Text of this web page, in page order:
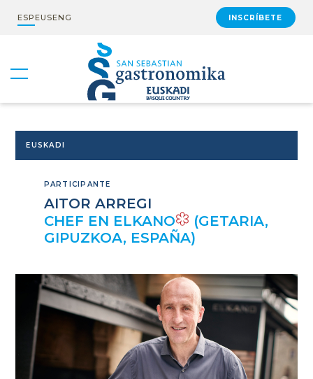
ESPEUSENG INSCRÍBETE
EUSKADI
PARTICIPANTE
AITOR ARREGI
CHEF EN ELKANO
(GETARIA,
GIPUZKOA, ESPAÑA)